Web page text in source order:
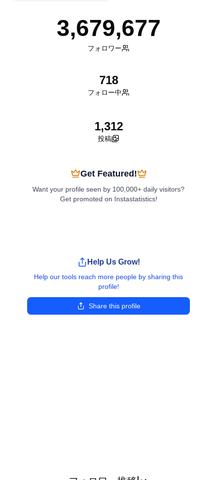
3,679,677
フォロワー
718
フォロー中
1,312
投稿
Get Featured!
Want your profile seen by 100,000+ daily visitors?
Get promoted on Instastatistics!
Help Us Grow!
Help our tools reach more people by sharing this
profile!
Share this profile